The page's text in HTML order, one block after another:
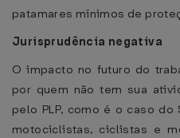
patamares mínimos de
Jurisprudência negativa
O impacto no futuro do
por quem não tem sua
pelo PLP, como é o caso
motociclistas, ciclistas e